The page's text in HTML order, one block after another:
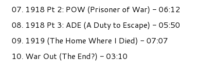
07. 1918 Pt 2: POW (Prisoner of War) - 06:12
08. 1918 Pt 3: ADE (A Duty to Escape) - 05:50
09. 1919 (The Home Where I Died) - 07:07
10. War Out (The End?) - 03:10